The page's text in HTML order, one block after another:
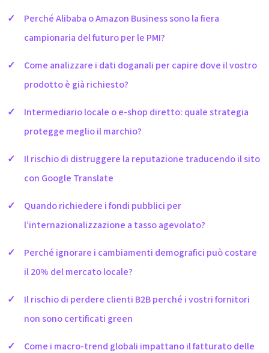
Perché Alibaba o Amazon Business sono la fiera
campionaria del futuro per le PMI?
Come analizzare i dati doganali per capire dove il vostro
prodotto è già richiesto?
Intermediario locale o e-shop diretto: quale strategia
protegge meglio il marchio?
Il rischio di distruggere la reputazione traducendo il sito
con Google Translate
Quando richiedere i fondi pubblici per
l’internazionalizzazione a tasso agevolato?
Perché ignorare i cambiamenti demografici può costare
il 20% del mercato locale?
Il rischio di perdere clienti B2B perché i vostri fornitori
non sono certificati green
Come i macro-trend globali impattano il fatturato delle